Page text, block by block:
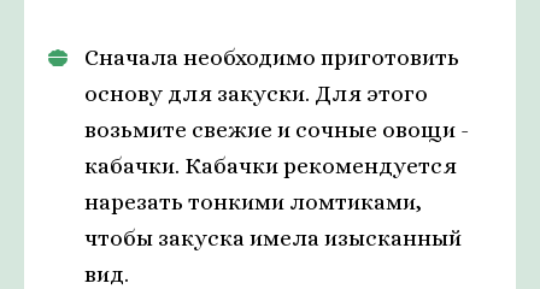
Сначала необходимо приготовить
основу для закуски. Для этого
возьмите свежие и сочные овощи -
кабачки. Кабачки рекомендуется
нарезать тонкими ломтиками,
чтобы закуска имела изысканный
вид.